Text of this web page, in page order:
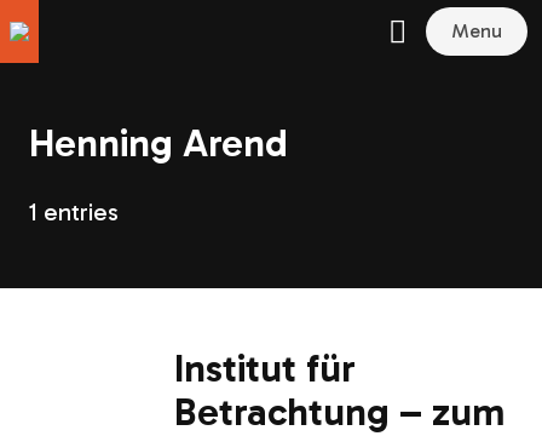
Menu
Henning Arend
1 entries
Institut für
Betrachtung – zum